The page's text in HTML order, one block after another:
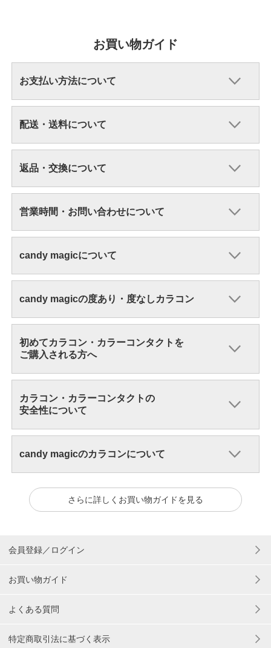
お買い物ガイド
お支払い方法について
配送・送料について
返品・交換について
営業時間・お問い合わせについて
candy magicについて
candy magicの度あり・度なしカラコン
初めてカラコン・カラーコンタクトを
ご購入される方へ
カラコン・カラーコンタクトの
安全性について
candy magicのカラコンについて
さらに詳しくお買い物ガイドを見る
会員登録／ログイン
お買い物ガイド
よくある質問
特定商取引法に基づく表示